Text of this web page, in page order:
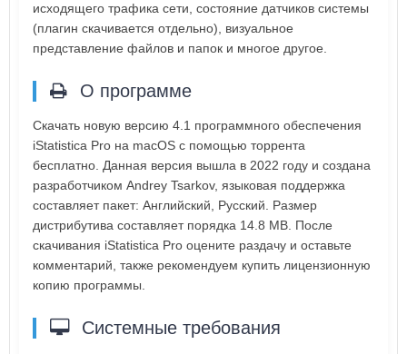
исходящего трафика сети, состояние датчиков системы
(плагин скачивается отдельно), визуальное
представление файлов и папок и многое другое.
О программе
Скачать новую версию 4.1 программного обеспечения
iStatistica Pro на macOS с помощью торрента
бесплатно. Данная версия вышла в 2022 году и создана
разработчиком Andrey Tsarkov, языковая поддержка
составляет пакет: Английский, Русский. Размер
дистрибутива составляет порядка 14.8 MB. После
скачивания iStatistica Pro оцените раздачу и оставьте
комментарий, также рекомендуем купить лицензионную
копию программы.
Системные требования